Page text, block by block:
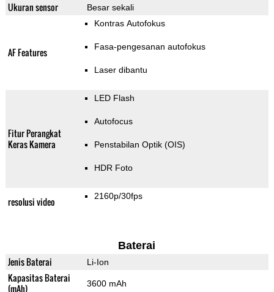
Ukuran sensor Besar sekali
AF Features
Kontras Autofokus
Fasa-pengesanan autofokus
Laser dibantu
Fitur Perangkat
Keras Kamera
LED Flash
Autofocus
Penstabilan Optik (OIS)
HDR Foto
resolusi video 2160p/30fps
Baterai
Jenis Baterai Li-Ion
Kapasitas Baterai
(mAh)
3600 mAh